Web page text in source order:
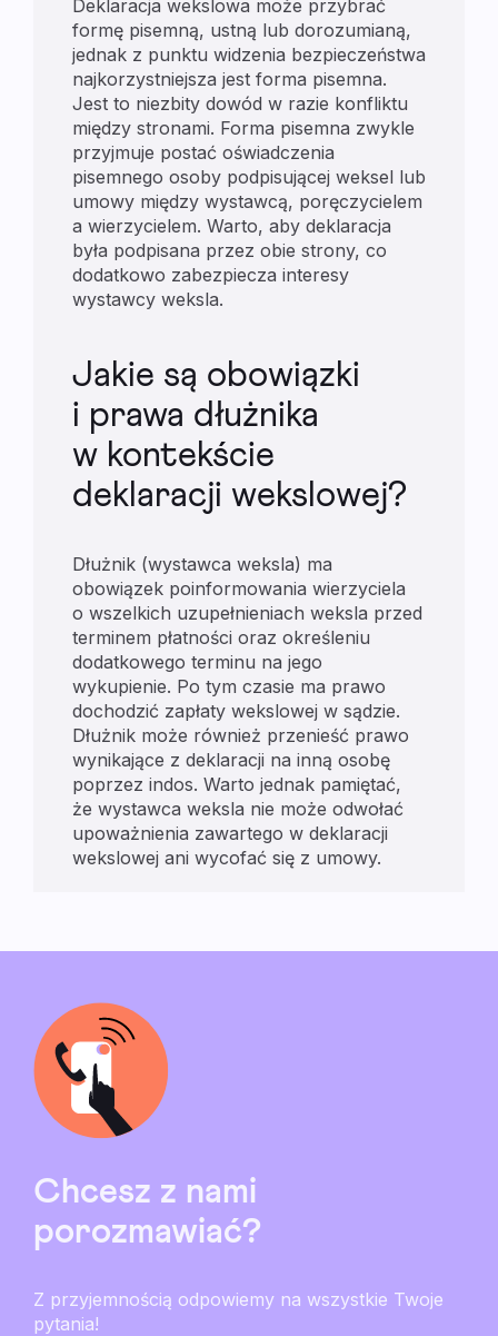
Deklaracja wekslowa może przybrać
formę pisemną, ustną lub dorozumianą,
jednak z punktu widzenia bezpieczeństwa
najkorzystniejsza jest forma pisemna.
Jest to niezbity dowód w razie konfliktu
między stronami. Forma pisemna zwykle
przyjmuje postać oświadczenia
pisemnego osoby podpisującej weksel lub
umowy między wystawcą, poręczycielem
a wierzycielem. Warto, aby deklaracja
była podpisana przez obie strony, co
dodatkowo zabezpiecza interesy
wystawcy weksla.
Jakie są obowiązki
i prawa dłużnika
w kontekście
deklaracji wekslowej?
Dłużnik (wystawca weksla) ma
obowiązek poinformowania wierzyciela
o wszelkich uzupełnieniach weksla przed
terminem płatności oraz określeniu
dodatkowego terminu na jego
wykupienie. Po tym czasie ma prawo
dochodzić zapłaty wekslowej w sądzie.
Dłużnik może również przenieść prawo
wynikające z deklaracji na inną osobę
poprzez indos. Warto jednak pamiętać,
że wystawca weksla nie może odwołać
upoważnienia zawartego w deklaracji
wekslowej ani wycofać się z umowy.
Chcesz z nami
porozmawiać?
Z przyjemnością odpowiemy na wszystkie Twoje
pytania!